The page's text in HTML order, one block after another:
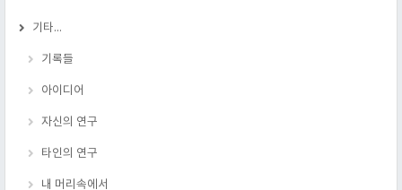
기타...
기록들
아이디어
자신의 연구
타인의 연구
내 머리속에서